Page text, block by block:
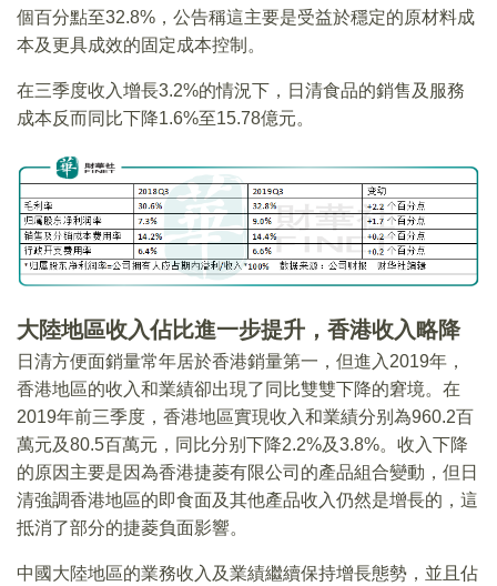
個百分點至32.8%，公告稱這主要是受益於穩定的原材料成
本及更具成效的固定成本控制。
在三季度收入增長3.2%的情況下，日清食品的銷售及服務
成本反而同比下降1.6%至15.78億元。
大陸地區收入佔比進一步提升，香港收入略降
日清方便面銷量常年居於香港銷量第一，但進入2019年，
香港地區的收入和業績卻出現了同比雙雙下降的窘境。在
2019年前三季度，香港地區實現收入和業績分别為960.2百
萬元及80.5百萬元，同比分别下降2.2%及3.8%。收入下降
的原因主要是因為香港捷菱有限公司的產品組合變動，但日
清強調香港地區的即食面及其他產品收入仍然是增長的，這
抵消了部分的捷菱負面影響。
中國大陸地區的業務收入及業績繼續保持增長態勢，並且佔